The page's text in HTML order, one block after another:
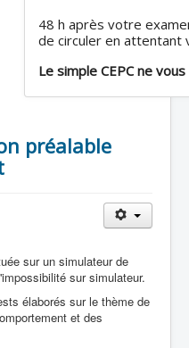
48 h après votre
de circuler en attentant
Le simple CEPC ne
préalable
sur un simulateur de
sur simulateur.
élaborés sur le thème de
et des